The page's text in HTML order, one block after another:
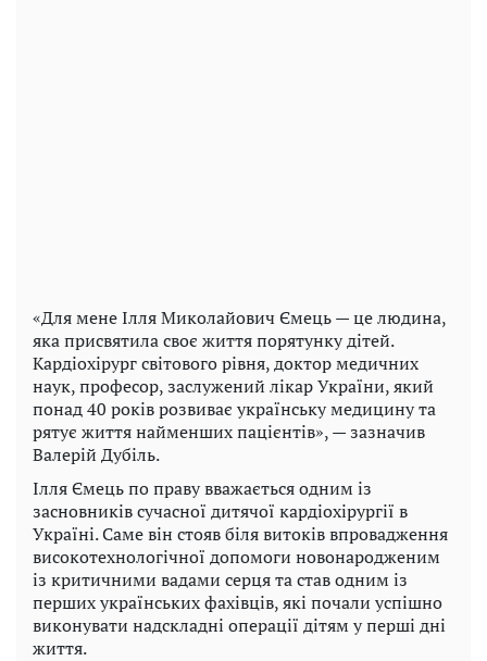
«Для мене Ілля Миколайович Ємець — це людина,
яка присвятила своє життя порятунку дітей.
Кардіохірург світового рівня, доктор медичних
наук, професор, заслужений лікар України, який
понад 40 років розвиває українську медицину та
рятує життя найменших пацієнтів», — зазначив
Валерій Дубіль.
Ілля Ємець по праву вважається одним із
засновників сучасної дитячої кардіохірургії в
Україні. Саме він стояв біля витоків впровадження
високотехнологічної допомоги новонародженим
із критичними вадами серця та став одним із
перших українських фахівців, які почали успішно
виконувати надскладні операції дітям у перші дні
життя.